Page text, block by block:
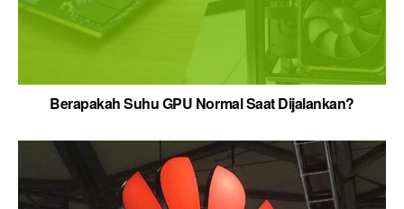
Berapakah Suhu GPU Normal Saat Dijalankan?